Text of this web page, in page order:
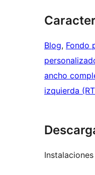
Blog, Fondo
ancho
izquierda